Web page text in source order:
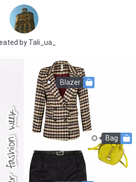
by Tali_ua_
Blazer
Bag